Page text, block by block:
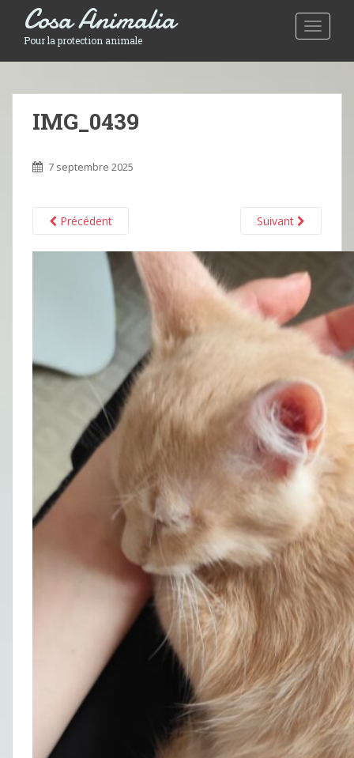
Toggle
Cosa Animalia
Pour la protection animale
IMG_0439
7 septembre 2025
Précédent Suivant